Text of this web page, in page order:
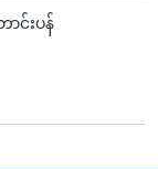
င်းပန်